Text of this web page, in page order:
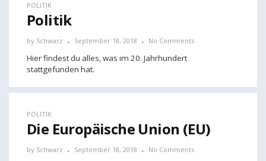
POLITIK
Politik
by Schwarz September 18, 2018 No Comments
Hier findest du alles, was im 20. Jahrhundert
stattgefunden hat.
POLITIK
Die Europäische Union (EU)
by Schwarz September 18, 2018 No Comments